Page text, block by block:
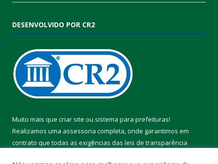
DESENVOLVIDO POR CR2
Muito mais que criar site ou sistema para prefeituras!
Realizamos uma assessoria completa, onde garantimos em
contrato que todas as exigências das leis de transparência